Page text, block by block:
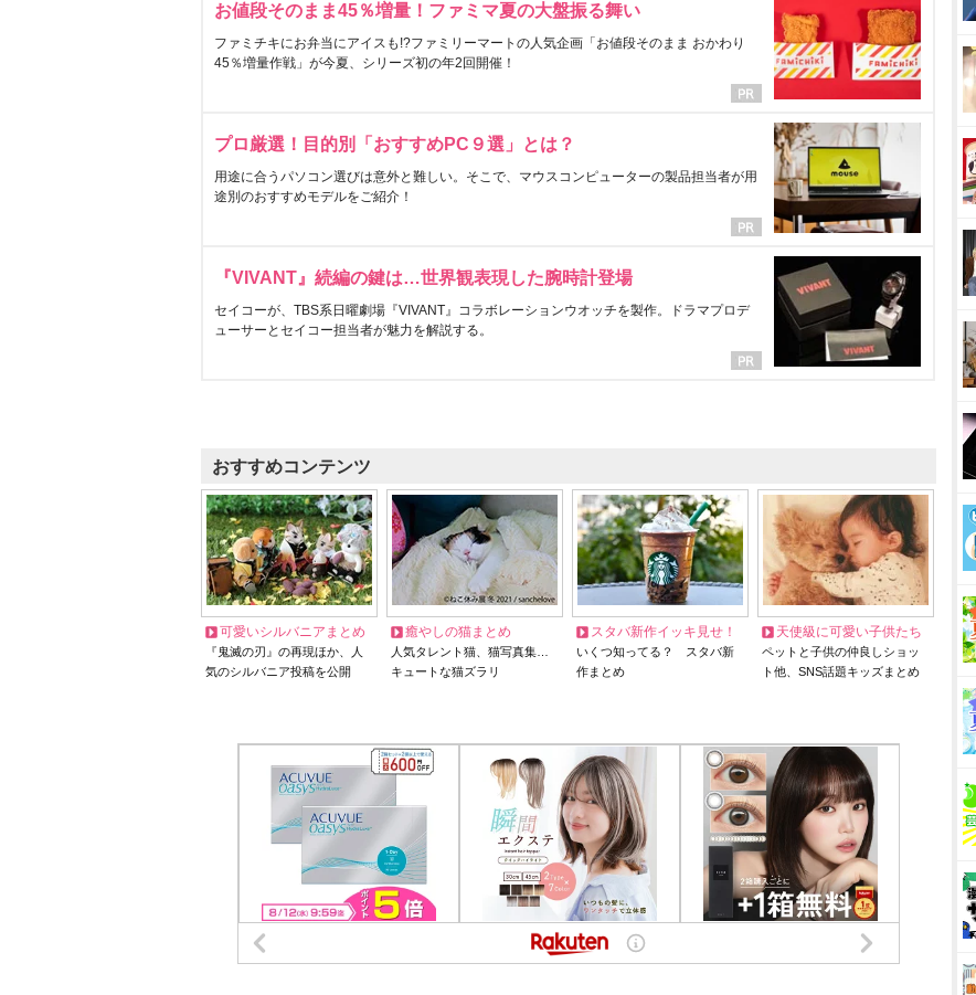
お値段そのまま45％増量！ファミマ夏の大盤振る舞い
ファミチキにお弁当にアイスも!?ファミリーマートの人気企画「お値段そのまま おかわり
45％増量作戦」が今夏、シリーズ初の年2回開催！
プロ厳選！目的別「おすすめPC９選」とは？
用途に合うパソコン選びは意外と難しい。そこで、マウスコンピューターの製品担当者が用
途別のおすすめモデルをご紹介！
『VIVANT』続編の鍵は…世界観表現した腕時計登場
セイコーが、TBS系日曜劇場『VIVANT』コラボレーションウオッチを製作。ドラマプロデ
ューサーとセイコー担当者が魅力を解説する。
おすすめコンテンツ
可愛いシルバニアまとめ
『鬼滅の刃』の再現ほか、人
気のシルバニア投稿を公開
癒やしの猫まとめ
人気タレント猫、猫写真集…
キュートな猫ズラリ
スタバ新作イッキ見せ！
いくつ知ってる？ スタバ新
作まとめ
天使級に可愛い子供たち
ペットと子供の仲良しショッ
ト他、SNS話題キッズまとめ